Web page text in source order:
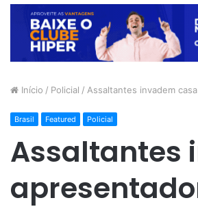
Início / Policial / Assaltantes invadem
Brasil Featured Policial
Assaltantes